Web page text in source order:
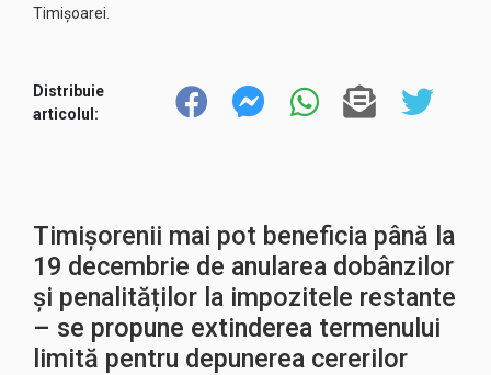
Timișoarei.
Distribuie
articolul:
Timișorenii mai pot beneficia până la
19 decembrie de anularea dobânzilor
și penalităților la impozitele restante
– se propune extinderea termenului
limită pentru depunerea cererilor